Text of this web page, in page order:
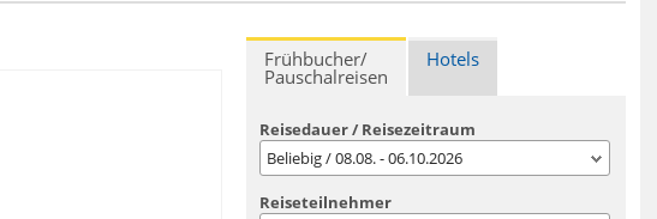
Frühbucher/
Pauschalreisen
Hotels
Reisedauer / Reisezeitraum
Beliebig / 08.08. - 06.10.2026
Reiseteilnehmer